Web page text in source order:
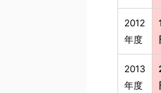
2012
年度
2013
年度